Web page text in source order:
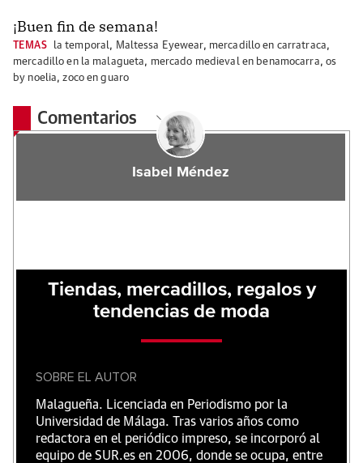
¡Buen fin de semana!
TEMAS la temporal, Maltessa Eyewear, mercadillo en carratraca,
mercadillo en la malagueta, mercado medieval en benamocarra, os
by noelia,zoco en guaro
Comentarios
Isabel Méndez
Tiendas, mercadillos, regalos y
tendencias de moda
SOBRE EL AUTOR
Malagueña. Licenciada en Periodismo por la
Universidad de Málaga. Tras varios años como
redactora en el periódico impreso, se incorporó al
equipo de SUR.es en 2006, donde se ocupa, entre